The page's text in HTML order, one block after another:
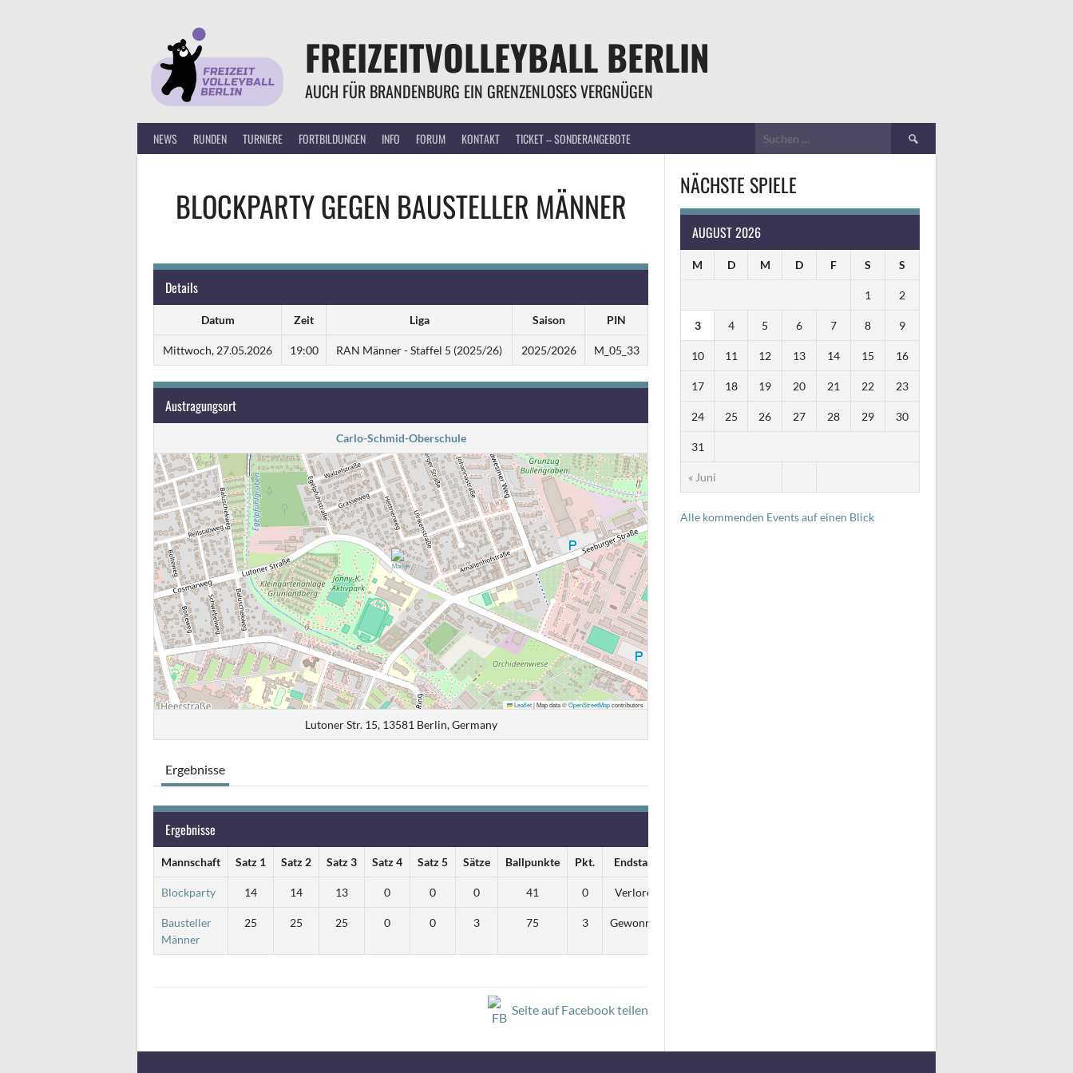
FREIZEITVOLLEYBALL BERLIN
AUCH FÜR BRANDENBURG EIN GRENZENLOSES VERGNÜGEN
NEWS RUNDEN TURNIERE FORTBILDUNGEN INFO FORUM KONTAKT TICKET – SONDERANGEBOTE
Suchen
nach:
BLOCKPARTYGEGEN BAUSTELLER MÄNNER
Details
Datum Zeit Liga Saison PIN
Mittwoch, 27.05.2026 19:00 RAN Männer - Staffel 5 (2025/26) 2025/2026 M_05_33
Austragungsort
Carlo-Schmid-Oberschule
Leaflet|Map data ©OpenStreetMapcontributors
Lutoner Str. 15, 13581 Berlin, Germany
Ergebnisse
Ergebnisse
Mannschaft Satz 1 Satz 2 Satz 3 Satz 4 Satz 5 Sätze Ballpunkte Pkt. Endstand
Blockparty 14 14 13 0 0 0 41 0 Verloren
Bausteller
Männer
25 25 25 0 0 3 75 3 Gewonnen
Seite auf Facebook teilen
NÄCHSTE SPIELE
AUGUST 2026
M D M D F S S
« Juni
1 2
3 4 5 6 7 8 9
10 11 12 13 14 15 16
17 18 19 20 21 22 23
24 25 26 27 28 29 30
31
Alle kommenden Events auf einen Blick